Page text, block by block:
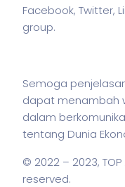
Facebook, Twitter,
group.
Semoga
dapat menambah
dalam
tentang Dunia
© 2022 – 2023,
reserved.